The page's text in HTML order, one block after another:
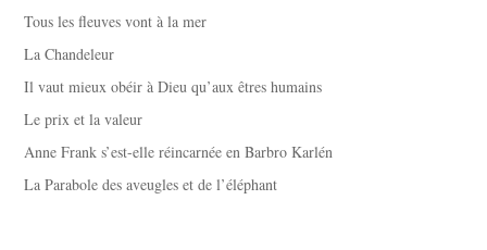
Tous les fleuves vont à la mer
La Chandeleur
Il vaut mieux obéir à Dieu qu’aux êtres humains
Le prix et la valeur
Anne Frank s’est-elle réincarnée en Barbro Karlén
La Parabole des aveugles et de l’éléphant